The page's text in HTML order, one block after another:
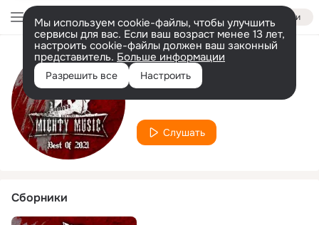
Войти
Мы используем cookie-файлы, чтобы улучшить
сервисы для вас. Если ваш возраст менее 13 лет,
настроить cookie-файлы должен ваш законный
представитель. Больше информации
Разрешить все Настроить
Исполнитель
Sal Abruscato
Слушать
Сборники